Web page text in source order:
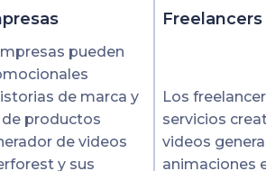
pueden
de marca y
productos
de videos
y sus
Freelancers
Los
servicios
videos
animaciones